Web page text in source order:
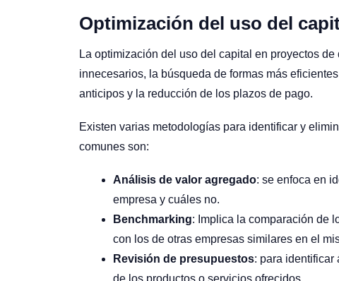
Optimización del uso del
La optimización del uso del capital en proyectos
innecesarios, la búsqueda de formas más
anticipos y la reducción de los plazos de pago.
Existen varias metodologías para identificar y
comunes son:
Análisis de valor agregado: se enfoca en
empresa y cuáles no.
Benchmarking: Implica la comparación de
con los de otras empresas similares en el
Revisión de presupuestos: para identificar
de los productos o servicios ofrecidos.